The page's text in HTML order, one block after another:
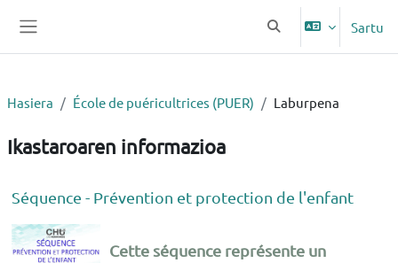
Aldatu bilaketa-Sartu
Hasiera École de puéricultrices (PUER) Laburpena
Ikastaroaren informazioa
Séquence - Prévention et protection de l'enfant
Cette séquence représente un